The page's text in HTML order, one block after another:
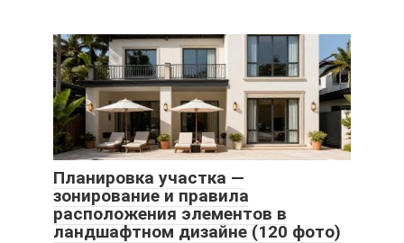
Планировка участка —
зонирование и правила
расположения элементов в
ландшафтном дизайне (120 фото)